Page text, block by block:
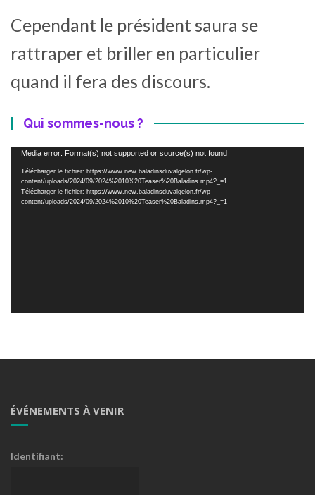
Cependant le président saura se
rattraper et briller en particulier
quand il fera des discours.
Qui sommes-nous ?
Lecteur
vidéo
Media error: Format(s) not supported or source(s) not found
Télécharger le fichier: https://www.new.baladinsduvalgelon.fr/wp-
content/uploads/2024/09/2024%2010%20Teaser%20Baladins.mp4?_=1
Télécharger le fichier: https://www.new.baladinsduvalgelon.fr/wp-
content/uploads/2024/09/2024%2010%20Teaser%20Baladins.mp4?_=1
ÉVÉNEMENTS À VENIR
Identifiant: